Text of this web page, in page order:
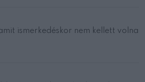
ismerkedéskor nem kellett volna